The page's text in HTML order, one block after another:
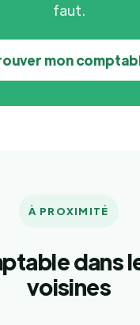
faut.
mon
À PROXIMITÉ
dans
voisines